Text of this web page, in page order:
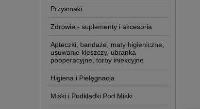
Przysmaki
Zdrowie - suplementy i akcesoria
Apteczki, bandaże, maty higieniczne,
usuwanie kleszczy, ubranka
pooperacyjne, torby iniekcyjne
Higiena i Pielęgnacja
Miski i Podkładki Pod Miski